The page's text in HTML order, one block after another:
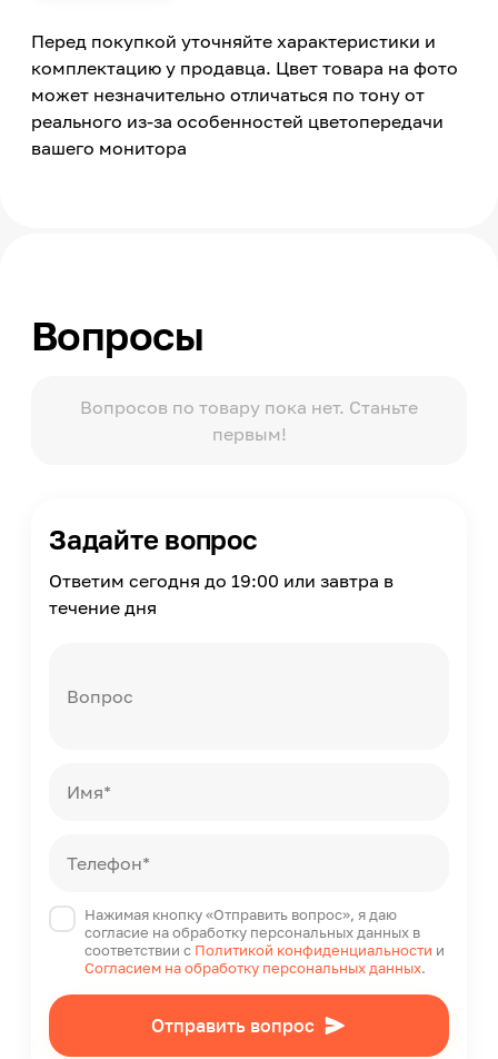
Перед покупкой уточняйте характеристики и
комплектацию у продавца. Цвет товара на фото
может незначительно отличаться по тону от
реального из-за особенностей цветопередачи
вашего монитора
Вопросы
Вопросов по товару пока нет. Станьте
первым!
Задайте вопрос
Ответим сегодня до 19:00 или завтра в
течение дня
Вопрос
Имя*
Телефон*
Нажимая кнопку «Отправить вопрос», я даю
согласие на обработку персональных данных в
соответствии с Политикой конфиденциальности и
Согласием на обработку персональных данных.
Отправить вопрос